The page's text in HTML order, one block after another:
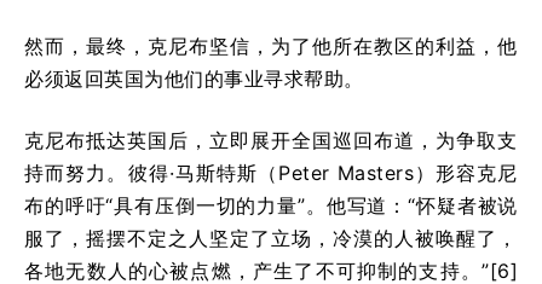
然而，最终，克尼布坚信，为了他所在教区的利益，他
必须返回英国为他们的事业寻求帮助。
克尼布抵达英国后，立即展开全国巡回布道，为争取支
持而努力。彼得·马斯特斯（Peter Masters）形容克尼
布的呼吁“具有压倒一切的力量”。他写道：“怀疑者被说
服了，摇摆不定之人坚定了立场，冷漠的人被唤醒了，
各地无数人的心被点燃，产生了不可抑制的支持。”[6]